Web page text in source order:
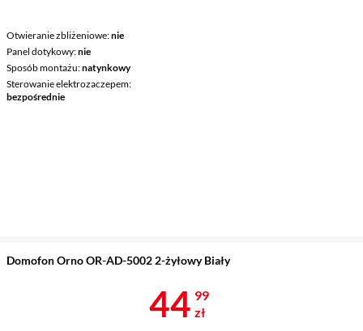
Otwieranie zbliżeniowe nie
Panel dotykowy nie
Sposób montażu natynkowy
Sterowanie elektrozaczepem
bezpośrednie
Domofon Orno OR-AD-5002 2-żyłowy Biały
Cena 44,99
44 99
zł